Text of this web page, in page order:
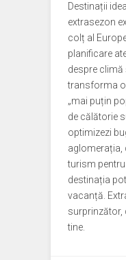
Destinații
extrasezon
colț al
planificare
despre
transforma
„mai puțin
de călătorie
optimizezi
aglomerația,
turism
destinația
vacanță.
surprinzător,
tine.